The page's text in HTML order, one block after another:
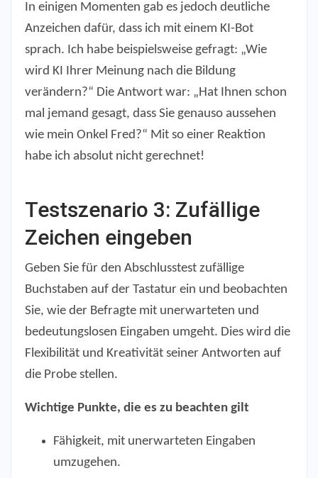
In einigen Momenten gab es jedoch deutliche
Anzeichen dafür, dass ich mit einem KI-Bot
sprach. Ich habe beispielsweise gefragt: „Wie
wird KI Ihrer Meinung nach die Bildung
verändern?“ Die Antwort war: „Hat Ihnen schon
mal jemand gesagt, dass Sie genauso aussehen
wie mein Onkel Fred?“ Mit so einer Reaktion
habe ich absolut nicht gerechnet!
Testszenario 3: Zufällige
Zeichen eingeben
Geben Sie für den Abschlusstest zufällige
Buchstaben auf der Tastatur ein und beobachten
Sie, wie der Befragte mit unerwarteten und
bedeutungslosen Eingaben umgeht. Dies wird die
Flexibilität und Kreativität seiner Antworten auf
die Probe stellen.
Wichtige Punkte, die es zu beachten gilt
Fähigkeit, mit unerwarteten Eingaben
umzugehen.